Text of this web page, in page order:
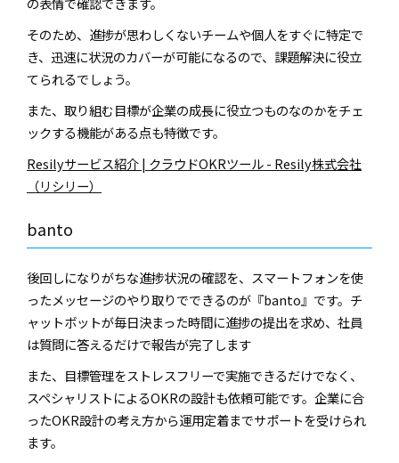
そのため、進捗が思わしくないチームや個人をすぐに特定で
き、迅速に状況のカバーが可能になるので、課題解決に役立
てられるでしょう。
また、取り組む目標が企業の成長に役立つものなのかをチェ
ックする機能がある点も特徴です。
Resilyサービス紹介 | クラウドOKRツール - Resily株式会社
（リシリー）
banto
後回しになりがちな進捗状況の確認を、スマートフォンを使
ったメッセージのやり取りでできるのが『banto』です。チ
ャットボットが毎日決まった時間に進捗の提出を求め、社員
は質問に答えるだけで報告が完了します
また、目標管理をストレスフリーで実施できるだけでなく、
スペシャリストによるOKRの設計も依頼可能です。企業に合
ったOKR設計の考え方から運用定着までサポートを受けられ
ます。